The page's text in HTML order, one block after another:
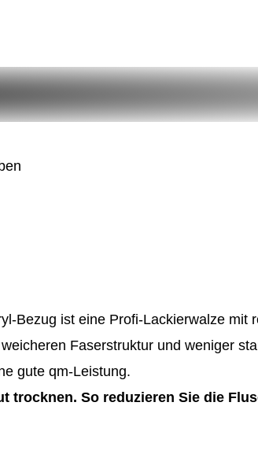
Bezug ist eine Profi-Lackierwalze mit
Faserstruktur und weniger
gute qm-Leistung.
trocknen. So reduzieren Sie die